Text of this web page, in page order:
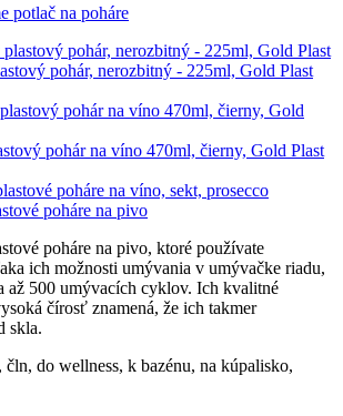
potlač na poháre
pohár, nerozbitný - 225ml, Gold Plast
pohár na víno 470ml, čierny, Gold Plast
poháre na pivo
poháre na pivo, ktoré používate
ich možnosti umývania v umývačke riadu,
až 500 umývacích cyklov. Ich kvalitné
čírosť znamená, že ich takmer
skla.
čln, do wellness, k bazénu, na kúpalisko,